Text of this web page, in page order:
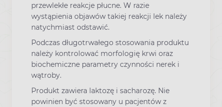
przewlekłe reakcje płucne. W razie
wystąpienia objawów takiej reakcji lek należy
natychmiast odstawić.
Podczas długotrwałego stosowania produktu
należy kontrolować morfologię krwi oraz
biochemiczne parametry czynności nerek i
wątroby.
Produkt zawiera laktozę i sacharozę. Nie
powinien być stosowany u pacjentów z